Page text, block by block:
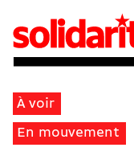
À voir
En mouvement